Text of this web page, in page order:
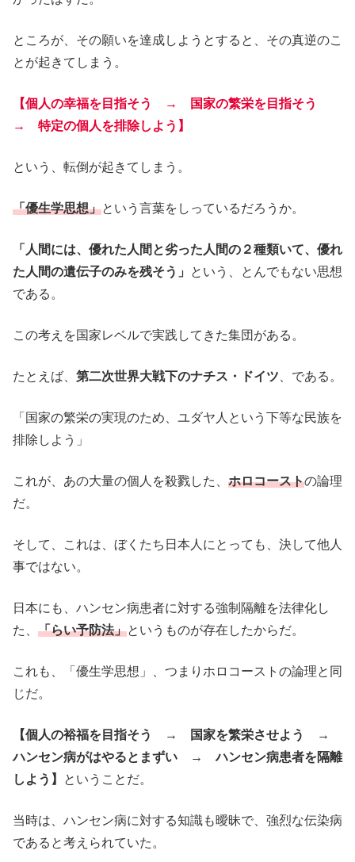
ところが、その願いを達成しようとすると、その真逆のこ
とが起きてしまう。
【個人の幸福を目指そう → 国家の繁栄を目指そう
→ 特定の個人を排除しよう】
という、転倒が起きてしまう。
「優生学思想」という言葉をしっているだろうか。
「人間には、優れた人間と劣った人間の２種類いて、優れ
た人間の遺伝子のみを残そう」
という、とんでもない思想
である。
この考えを国家レベルで実践してきた集団がある。
たとえば、 第二次世界大戦下のナチス・ドイツ 、である。
「国家の繁栄の実現のため、ユダヤ人という下等な民族を
排除しよう」
これが、あの大量の個人を殺戮した、 ホロコーストの論理
だ。
そして、これは、ぼくたち日本人にとっても、決して他人
事ではない。
日本にも、ハンセン病患者に対する強制隔離を法律化し
た、 「らい予防法」というものが存在したからだ。
これも、「優生学思想」、つまりホロコーストの論理と同
じだ。
【個人の裕福を目指そう → 国家を繁栄させよう →
ハンセン病がはやるとまずい → ハンセン病患者を隔離
しよう】
ということだ。
当時は、ハンセン病に対する知識も曖昧で、強烈な伝染病
であると考えられていた。